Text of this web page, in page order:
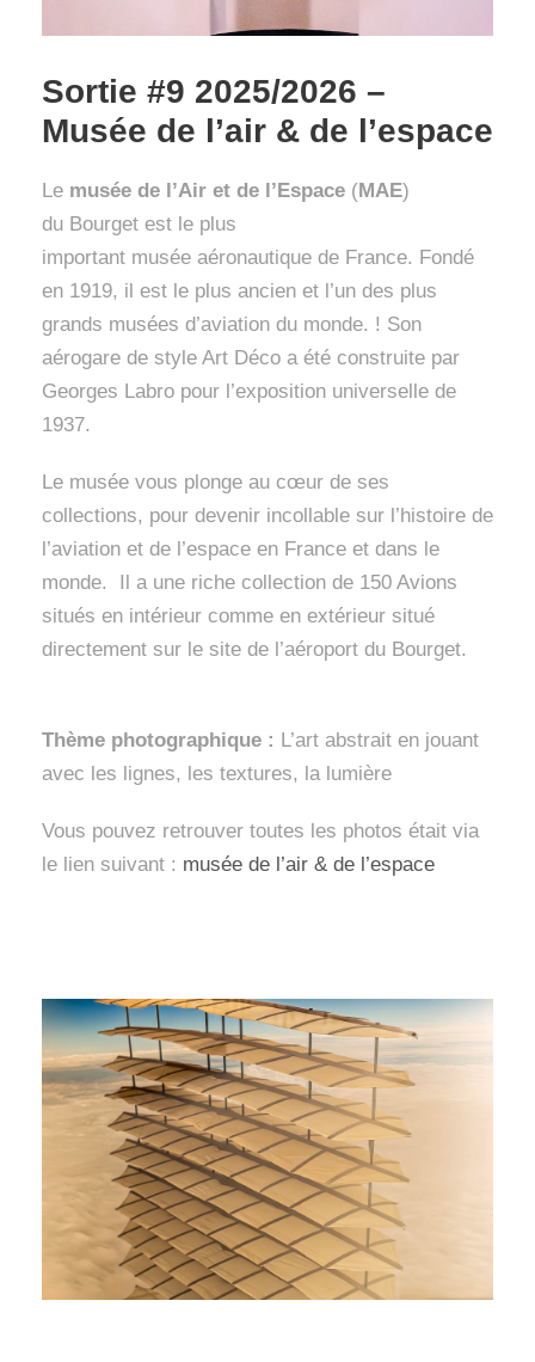
Sortie #9 2025/2026 –
Musée de l’air & de l’espace
Le musée de l’Air et de l’Espace (MAE)
du Bourget est le plus
important musée aéronautique de France. Fondé
en 1919, il est le plus ancien et l’un des plus
grands musées d’aviation du monde. ! Son
aérogare de style Art Déco a été construite par
Georges Labro pour l’exposition universelle de
1937.
Le musée vous plonge au cœur de ses
collections, pour devenir incollable sur l’histoire de
l’aviation et de l’espace en France et dans le
monde. Il a une riche collection de 150 Avions
situés en intérieur comme en extérieur situé
directement sur le site de l’aéroport du Bourget.
Thème photographique : L’art abstrait en jouant
avec les lignes, les textures, la lumière
Vous pouvez retrouver toutes les photos était via
le lien suivant : musée de l’air & de l’espace